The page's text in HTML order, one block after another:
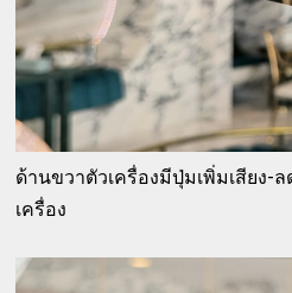
ด้านขวาตัวเครื่องมีปุ่มเพิ่มเสียง-
เครื่อง